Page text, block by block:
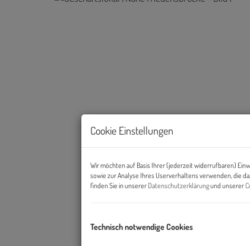
Cookie Einstellungen
Wir möchten auf Basis Ihrer (jederzeit widerrufbaren)
sowie zur Analyse Ihres Userverhaltens verwenden, die
finden Sie in unserer Datenschutzerklärungund unserer
Technisch notwendige Cookies